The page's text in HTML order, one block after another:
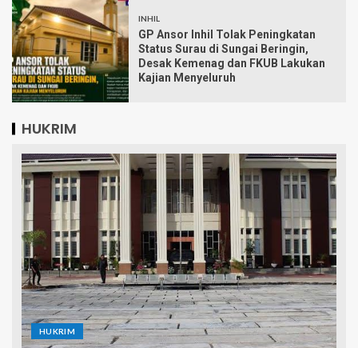
INHIL
GP Ansor Inhil Tolak Peningkatan
Status Surau di Sungai Beringin,
Desak Kemenag dan FKUB Lakukan
Kajian Menyeluruh
HUKRIM
HUKRIM